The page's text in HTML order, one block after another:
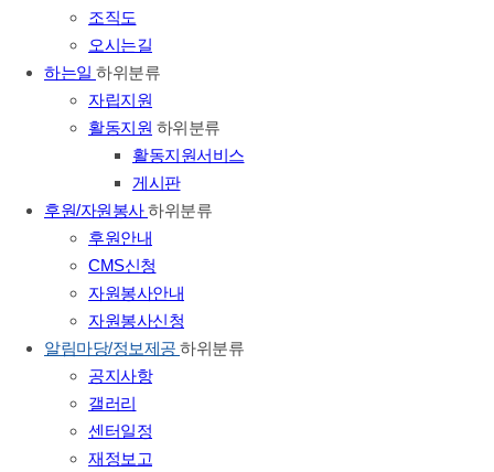
조직도
오시는길
하는일 하위분류
자립지원
활동지원 하위분류
활동지원서비스
게시판
후원/자원봉사하위분류
후원안내
CMS신청
자원봉사안내
자원봉사신청
알림마당/정보제공 하위분류
공지사항
갤러리
센터일정
재정보고